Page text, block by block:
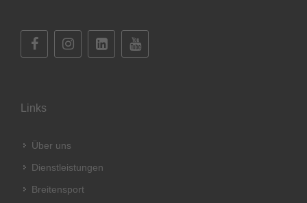
Links
Über uns
Dienstleistungen
Breitensport